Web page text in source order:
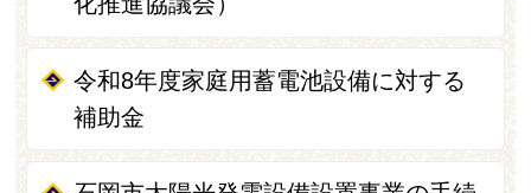
令和8年度家庭用蓄電池設備に対する
補助金